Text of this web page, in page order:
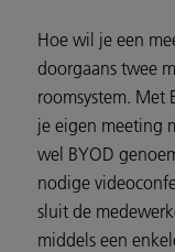
Hoe wil je een
doorgaans twee
roomsystem. Met
je eigen meeting
wel BYOD
nodige
sluit de
middels een